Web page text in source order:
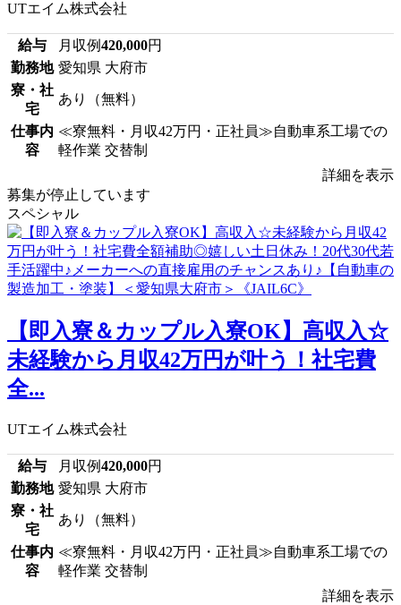
UTエイム株式会社
給与 月収例420,000円
勤務地 愛知県 大府市
寮・社
宅
あり（無料）
仕事内
容
≪寮無料・月収42万円・正社員≫自動車系工場での
軽作業 交替制
詳細を表示
募集が停止しています
スペシャル
【即入寮＆カップル入寮OK】高収入☆
未経験から月収42万円が叶う！社宅費
全...
UTエイム株式会社
給与 月収例420,000円
勤務地 愛知県 大府市
寮・社
宅
あり（無料）
仕事内
容
≪寮無料・月収42万円・正社員≫自動車系工場での
軽作業 交替制
詳細を表示